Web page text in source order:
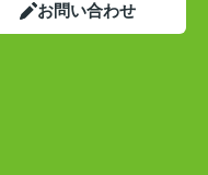
お問い合わせ